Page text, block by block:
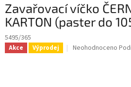
Zavařovací víčko
KARTON (paster do
5495/365
Akce Výprodej
Průměrné
Neohodnoceno